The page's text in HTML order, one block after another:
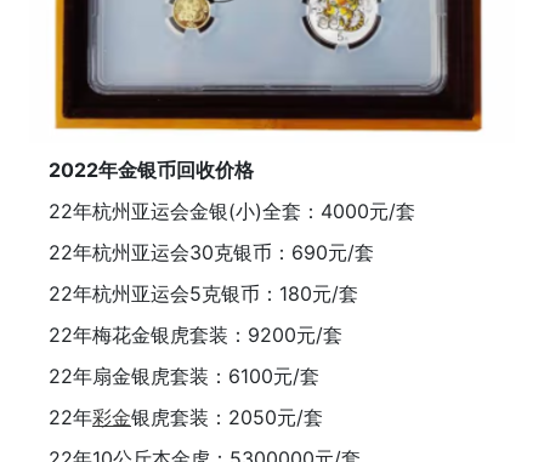
2022年金银币回收价格
22年杭州亚运会金银(小)全套：4000元/套
22年杭州亚运会30克银币：690元/套
22年杭州亚运会5克银币：180元/套
22年梅花金银虎套装：9200元/套
22年扇金银虎套装：6100元/套
22年彩金银虎套装：2050元/套